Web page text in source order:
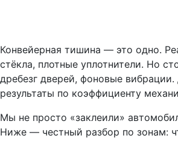
Конвейерная тишина — это одно.
стёкла, плотные уплотнители. Но
дребезг дверей, фоновые
результаты по коэффициенту
Мы не просто «заклеили»
Ниже — честный разбор по зонам: